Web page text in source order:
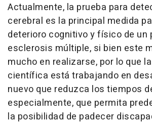
Actualmente, la prueba para
cerebral es la principal medida
deterioro cognitivo y físico de un
esclerosis múltiple, si bien este
mucho en realizarse, por lo que
científica está trabajando en
nuevo que reduzca los tiempos
especialmente, que permita
la posibilidad de padecer